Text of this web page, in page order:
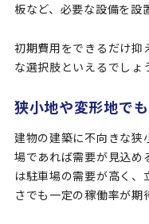
板など、必要な設備を設
初期費用をできるだけ抑
な選択肢といえるでしょ
狭小地や変形地で
建物の建築に不向きな狭
場であれば需要が見込め
は駐車場の需要が高く
さでも一定の稼働率が期